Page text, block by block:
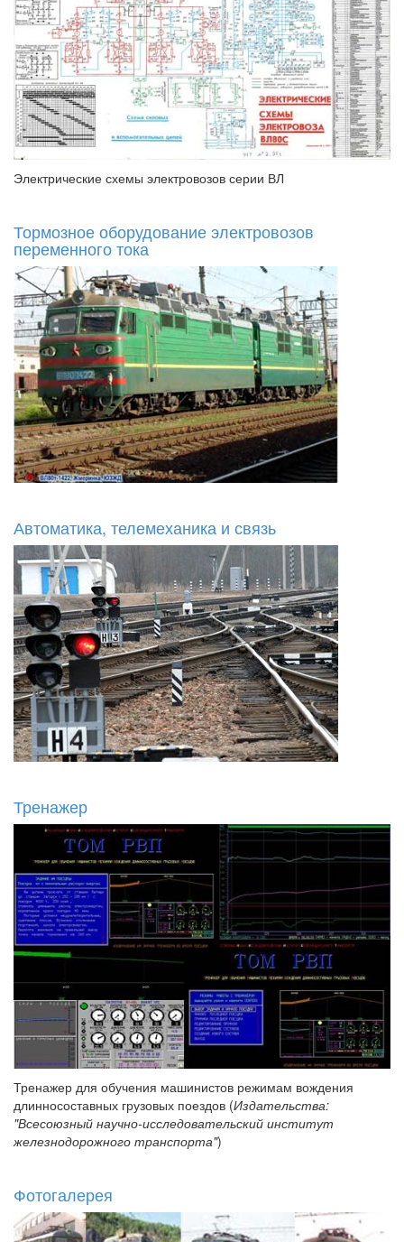
Электрические схемы электровозов серии ВЛ
Тормозное оборудование электровозов
переменного тока
Автоматика, телемеханика и связь
Тренажер
Тренажер для обучения машинистов режимам вождения
длинносоставных грузовых поездов (Издательства:
"Всесоюзный научно-исследовательский институт
железнодорожного транспорта")
Фотогалерея